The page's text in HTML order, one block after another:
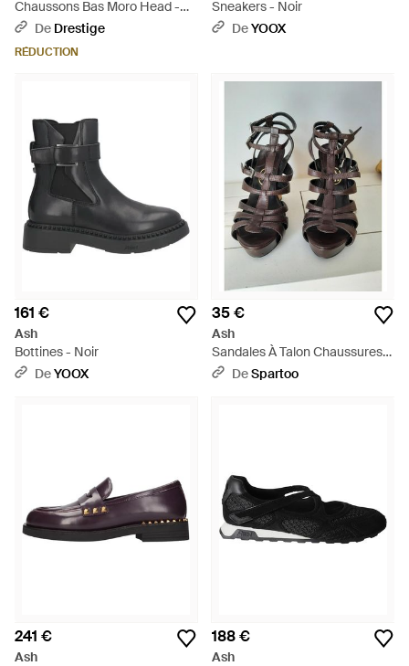
Chaussons Bas Moro Head -
NoirDe Drestige
RÉDUCTION
Sneakers - Noir
DeYOOX
161 €
Ash
Bottines - Noir
DeYOOX
35 €
Ash
Sandales À Talon Chaussures
Femmes Ouvertes À Haut
DeSpartoo
241 €
Ash
188 €
Ash